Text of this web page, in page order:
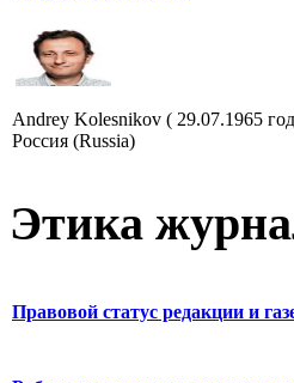
Andrey Kolesnikov ( 29.07.1965
Россия (Russia)
Этика
Правовой статус редакции и